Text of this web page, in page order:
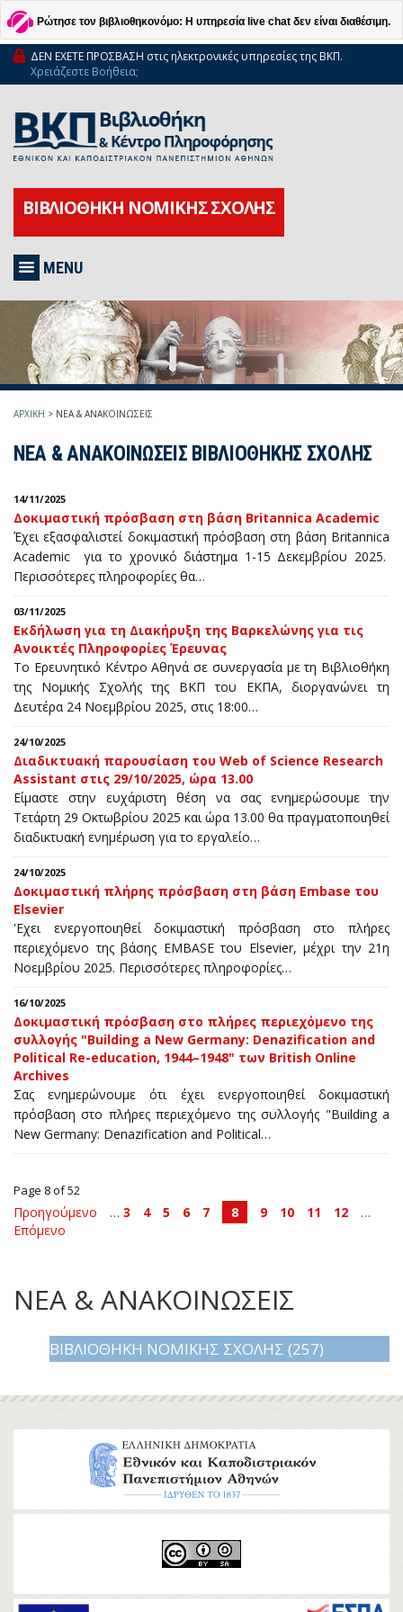
Ρώτησε τον βιβλιοθηκονόμο: Η υπηρεσία live chat δεν είναι διαθέσιμη.
ΔΕΝ ΕΧΕΤΕ ΠΡΟΣΒΑΣΗ στις ηλεκτρονικές υπηρεσίες της ΒΚΠ.
Χρειάζεστε Βοήθεια;
ΒΙΒΛΙΟΘΗΚΗ ΝΟΜΙΚΗΣ ΣΧΟΛΗΣ
MENU
ΑΡΧΙΚΗ > ΝΕΑ & ΑΝΑΚΟΙΝΩΣΕΙΣ
ΝΕΑ & ΑΝΑΚΟΙΝΩΣΕΙΣ ΒΙΒΛΙΟΘΗΚΗΣ ΣΧΟΛΗΣ
14/11/2025
Δοκιμαστική πρόσβαση στη βάση Britannica Academic
Έχει εξασφαλιστεί δοκιμαστική πρόσβαση στη βάση Britannica
Academic για το χρονικό διάστημα 1-15 Δεκεμβρίου 2025.
Περισσότερες πληροφορίες θα…
03/11/2025
Εκδήλωση για τη Διακήρυξη της Βαρκελώνης για τις
Ανοικτές Πληροφορίες Έρευνας
Το Ερευνητικό Κέντρο Αθηνά σε συνεργασία με τη Βιβλιοθήκη
της Νομικής Σχολής της ΒΚΠ του ΕΚΠΑ, διοργανώνει τη
Δευτέρα 24 Νοεμβρίου 2025, στις 18:00…
24/10/2025
Διαδικτυακή παρουσίαση του Web of Science Research
Assistant στις 29/10/2025, ώρα 13.00
Είμαστε στην ευχάριστη θέση να σας ενημερώσουμε την
Τετάρτη 29 Οκτωβρίου 2025 και ώρα 13.00 θα πραγματοποιηθεί
διαδικτυακή ενημέρωση για το εργαλείο…
24/10/2025
Δοκιμαστική πλήρης πρόσβαση στη βάση Embase του
Elsevier
'Eχει ενεργοποιηθεί δοκιμαστική πρόσβαση στο πλήρες
περιεχόμενο της βάσης EMBASE του Elsevier, μέχρι την 21η
Noεμβρίου 2025. Περισσότερες πληροφορίες…
16/10/2025
Δοκιμαστική πρόσβαση στo πλήρες περιεχόμενο της
συλλογής "Building a New Germany: Denazification and
Political Re-education, 1944–1948" των British Online
Archives
Σας ενημερώνουμε ότι έχει ενεργοποιηθεί δοκιμαστική
πρόσβαση στo πλήρες περιεχόμενο της συλλογής "Building a
New Germany: Denazification and Political…
Page 8 of 52
Προηγούμενο … 3 4 5 6 7 8 9 10 11 12
…
Επόμενο
ΝΕΑ & ΑΝΑΚΟΙΝΩΣΕΙΣ
ΒΙΒΛΙΟΘΉΚΗ ΝΟΜΙΚΉΣ ΣΧΟΛΉΣ (257)